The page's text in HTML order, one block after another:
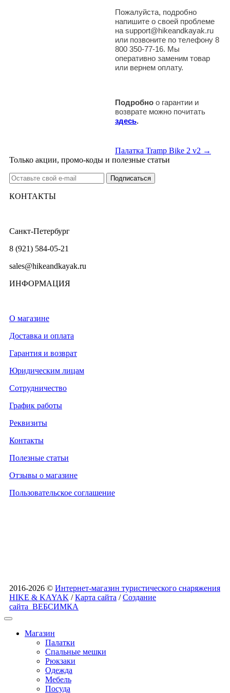
Пожалуйста, подробно
напишите о своей проблеме
на support@hikeandkayak.ru
или позвоните по телефону 8
800 350-77-16. Мы
оперативно заменим товар
или вернем оплату.
Подробно о гарантии и
возврате можно почитать
здесь.
Палатка Tramp Bike 2 v2 →
Только акции, промо-коды и полезные статьи
КОНТАКТЫ
Санкт-Петербург
8 (921) 584-05-21
sales@hikeandkayak.ru
ИНФОРМАЦИЯ
О магазине
Доставка и оплата
Гарантия и возврат
Юридическим лицам
Сотрудничество
График работы
Реквизиты
Контакты
Полезные статьи
Отзывы о магазине
Пользовательское соглашение
2016-2026 © Интернет-магазин туристического снаряжения
HIKE & KAYAK /Карта сайта /Создание
сайта ВЕБСИМКА
Магазин
Палатки
Спальные мешки
Рюкзаки
Одежда
Мебель
Посуда